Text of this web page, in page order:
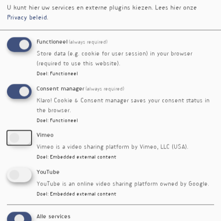
vergelijking met placebo en een significante
afname van zowel de totale tijd in bed als de
totale slaaptijd in vergelijking met de DHA-rijke
olie. Er werden geen significante effecten van
beide behandelingen vastgesteld op de
uitscheiding via de urine van 6-
sulfatoxymelatonine.
Op basis van deze resultaten concluderen de
auteurs dat suppletie met DHA-rijke olie bij
gezonde volwassenen die niet regelmatig vette
vis consumeren, resulteerde in een significante
toename van slaapefficiëntie en een
significante afname van slaaponderbrekingen in
vergelijking met placebo. Hoewel deelnemers
slaaptijden rapporteerden, leek dit niet te
leiden tot vermindering van de slaapkwaliteit.
Referenties
Patan MJ, Kennedy DO, Husberg C et al. Differential
U kunt hier uw services en externe plugins kiezen. Lees hier onze
Privacy beleid.
Functioneel (always required)
Store data (e.g. cookie for user session) in your browser
(required to use this website).
Doel : Functioneel
Consent manager (always required)
Klaro! Cookie & Consent manager saves your consent status in
the browser.
Doel : Functioneel
Vimeo
Vimeo is a video sharing platform by Vimeo, LLC (USA).
Doel : Embedded external content
YouTube
YouTube is an online video sharing platform owned by Google.
Doel : Embedded external content
Alle services